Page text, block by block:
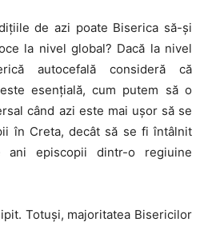
de azi poate Biserica să-și
la nivel global? Dacă la nivel
autocefală consideră că
esențială, cum putem să o
când azi este mai ușor să se
în Creta, decât să se fi întâlnit
ani episcopii dintr-o regiuine
Totuși, majoritatea Bisericilor